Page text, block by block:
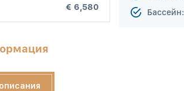
€ 6,580
Бассейн: